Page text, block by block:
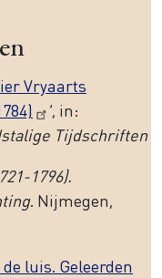
Vryaarts
’, in:
Tijdschriften
1796).
. Nijmegen,
luis. Geleerden